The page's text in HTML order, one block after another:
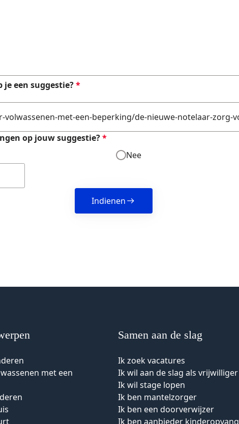
je een suggestie?*
op jouw suggestie?*
Nee
Indienen
met een
Samen aan de slag
Ik zoek vacatures
Ik wil aan de slag als vrijwilliger
Ik wil stage lopen
Ik ben mantelzorger
Ik ben een doorverwijzer
Ik ben aanbieder kinderopvang